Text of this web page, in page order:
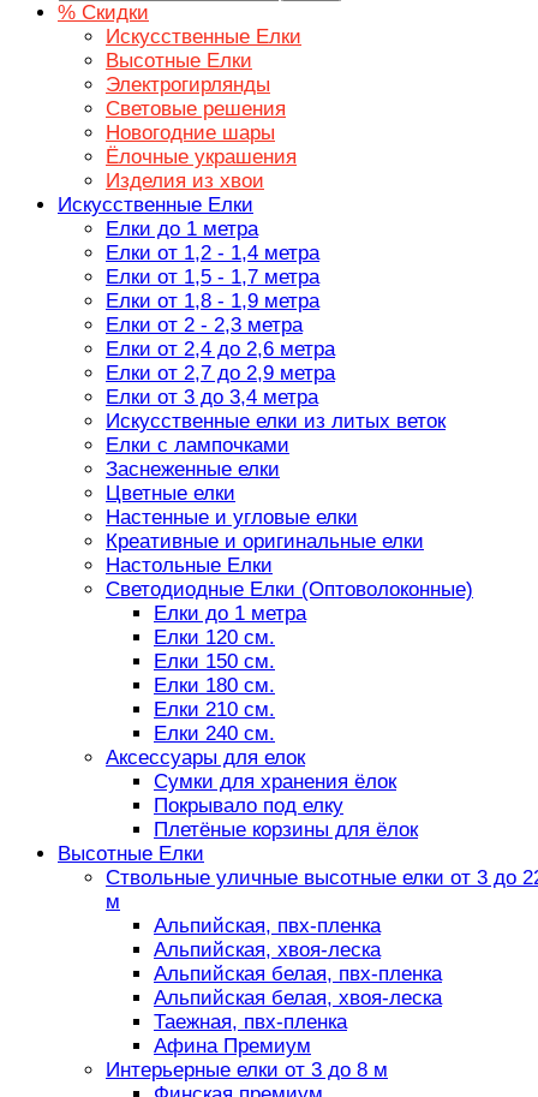
% Скидки
Искусственные Елки
Высотные Елки
Электрогирлянды
Световые решения
Новогодние шары
Ёлочные украшения
Изделия из хвои
Искусственные Елки
Елки до 1 метра
Елки от 1,2 - 1,4 метра
Елки от 1,5 - 1,7 метра
Елки от 1,8 - 1,9 метра
Елки от 2 - 2,3 метра
Елки от 2,4 до 2,6 метра
Елки от 2,7 до 2,9 метра
Елки от 3 до 3,4 метра
Искусственные елки из литых веток
Елки с лампочками
Заснеженные елки
Цветные елки
Настенные и угловые елки
Креативные и оригинальные елки
Настольные Елки
Светодиодные Елки (Оптоволоконные)
Елки до 1 метра
Елки 120 см.
Елки 150 см.
Елки 180 см.
Елки 210 см.
Елки 240 см.
Аксессуары для елок
Сумки для хранения ёлок
Покрывало под елку
Плетёные корзины для ёлок
Высотные Елки
Ствольные уличные высотные елки от 3 до
м
Альпийская, пвх-пленка
Альпийская, хвоя-леска
Альпийская белая, пвх-пленка
Альпийская белая, хвоя-леска
Таежная, пвх-пленка
Афина Премиум
Интерьерные елки от 3 до 8 м